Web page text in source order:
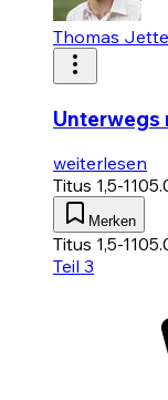
Thomas
Unterwegs
weiterlesen
Titus 1,5-11
Merken
Titus 1,5-11
Teil 3